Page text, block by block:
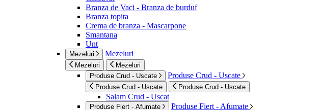
Branza de Vaci - Branza de burduf
Branza topita
Crema de branza - Mascarpone
Smantana
Unt
Mezeluri Mezeluri
Mezeluri
Mezeluri
Produse Crud - Uscate
Produse Crud - Uscate
Produse Crud - Uscate Produse Crud - Uscate
Salam Crud - Uscat
Produse Fiert - Afumate Produse Fiert - Afumate